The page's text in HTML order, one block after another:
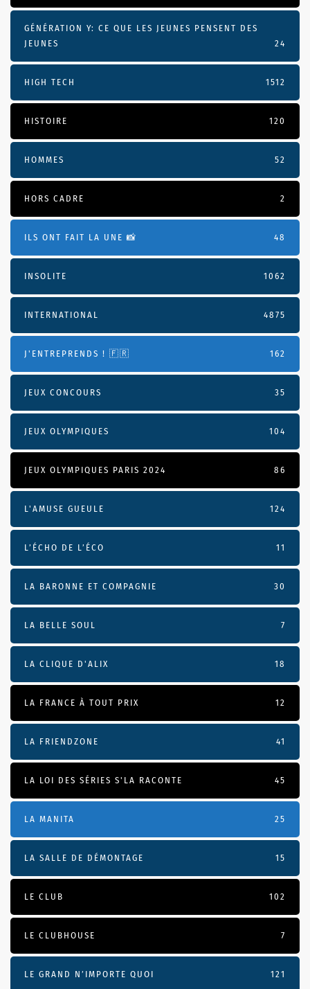
GÉNÉRATION Y: CE QUE LES JEUNES PENSENT DES
JEUNES
24
HIGH TECH 1512
HISTOIRE 120
HOMMES 52
HORS CADRE 2
ILS ONT FAIT LA UNE 📸 48
INSOLITE 1062
INTERNATIONAL 4875
J'ENTREPRENDS ! 🇫🇷 162
JEUX CONCOURS 35
JEUX OLYMPIQUES 104
JEUX OLYMPIQUES PARIS 2024 86
L'AMUSE GUEULE 124
L’ÉCHO DE L’ÉCO 11
LA BARONNE ET COMPAGNIE 30
LA BELLE SOUL 7
LA CLIQUE D'ALIX 18
LA FRANCE À TOUT PRIX 12
LA FRIENDZONE 41
LA LOI DES SÉRIES S'LA RACONTE 45
LA MANITA 25
LA SALLE DE DÉMONTAGE 15
LE CLUB 102
LE CLUBHOUSE 7
LE GRAND N’IMPORTE QUOI 121